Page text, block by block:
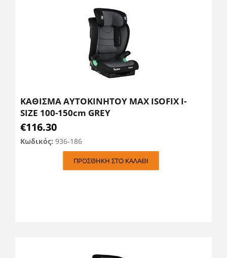
ΚΑΘΙΣΜΑ ΑΥΤΟΚΙΝΗΤΟΥ MAX ISOFIX I-
SIZE 100-150cm GREY
€116.30
Κωδικός: 936-186
ΠΡΟΣΘΉΚΗ ΣΤΟ ΚΑΛΆΘΙ